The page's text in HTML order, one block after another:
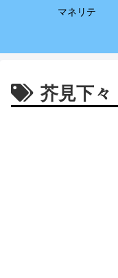
マネリテ
芥見下々